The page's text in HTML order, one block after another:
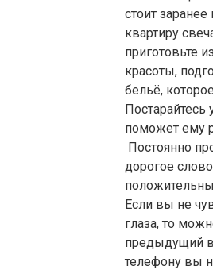
стоит
квартиру
приготовьте
красоты,
бельё,
поможет ему
Постоянно
дорогое
Если вы не
глаза, то
предыдущий
телефону вы